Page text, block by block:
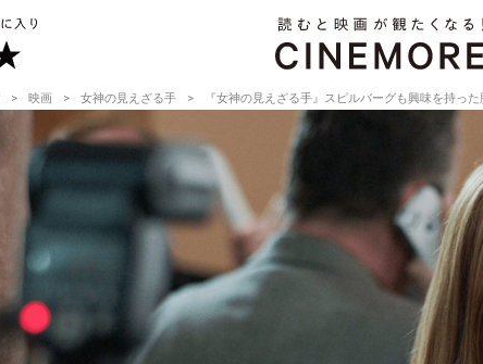
映画 女神の見えざる手 『女神の見えざる手』スピルバーグも興味を持っ